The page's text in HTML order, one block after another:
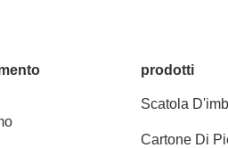
prodotti
Scatola
Cartone Di